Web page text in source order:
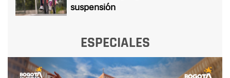
suspensión
ESPECIALES